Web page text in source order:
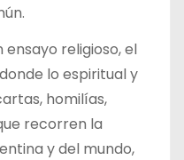
ensayo religioso, el
lo espiritual y
homilías,
recorren la
y del mundo,